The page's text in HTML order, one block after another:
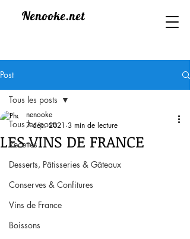
Nenooke.net
Post
Tous les posts
Recettes
Desserts, Pâtisseries & Gâteaux
Conserves & Confitures
Vins de France
Boissons
Tous les posts
LES VINS DE FRANCE
nenooke
7 déc. 2021 3 min de lecture